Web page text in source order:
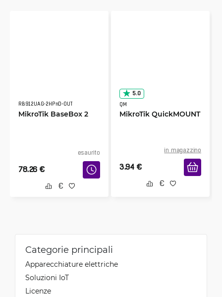
RB912UAG-2HPnD-OUT
MikroTik BaseBox 2
esaurito
78.26 €
5.0
QM
MikroTik QuickMOUNT
in magazzino
3.94 €
Categorie principali
Apparecchiature elettriche
Soluzioni IoT
Licenze